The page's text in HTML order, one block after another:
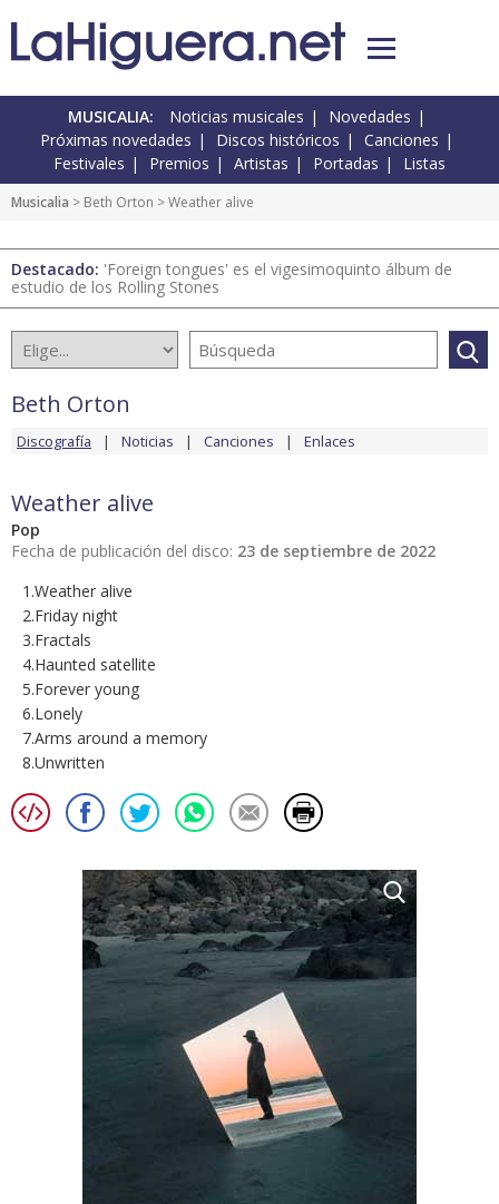
MUSICALIA: Noticias musicales
Novedades
Próximas novedades
Discos históricos
Canciones
Festivales
Premios Artistas Portadas Listas
Musicalia > Beth Orton > Weather alive
Destacado: 'Foreign tongues' es el vigesimoquinto álbum de
estudio de los Rolling Stones
Beth Orton
Discografía Noticias Canciones Enlaces
Weather alive
Pop
Fecha de publicación del disco: 23 de septiembre de 2022
1.Weather alive
2.Friday night
3.Fractals
4.Haunted satellite
5.Forever young
6.Lonely
7.Arms around a memory
8.Unwritten